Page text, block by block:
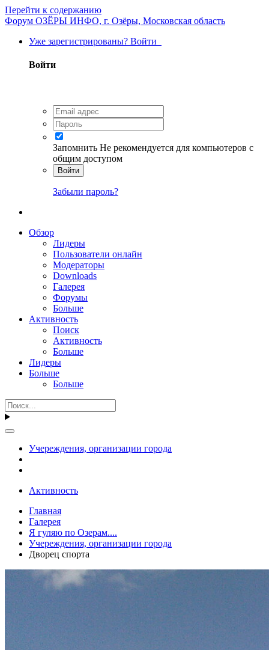
Перейти к содержанию
Форум ОЗЁРЫ ИНФО, г. Озёры, Московская область
Уже зарегистрированы? Войти
Войти
Запомнить Не рекомендуется для компьютеров с
общим доступом
Войти
Забыли пароль?
Обзор
Лидеры
Пользователи онлайн
Модераторы
Downloads
Галерея
Форумы
Больше
Активность
Поиск
Активность
Больше
Лидеры
Больше
Больше
Учереждения, организации города
Активность
Главная
Галерея
Я гуляю по Озерам....
Учереждения, организации города
Дворец спорта